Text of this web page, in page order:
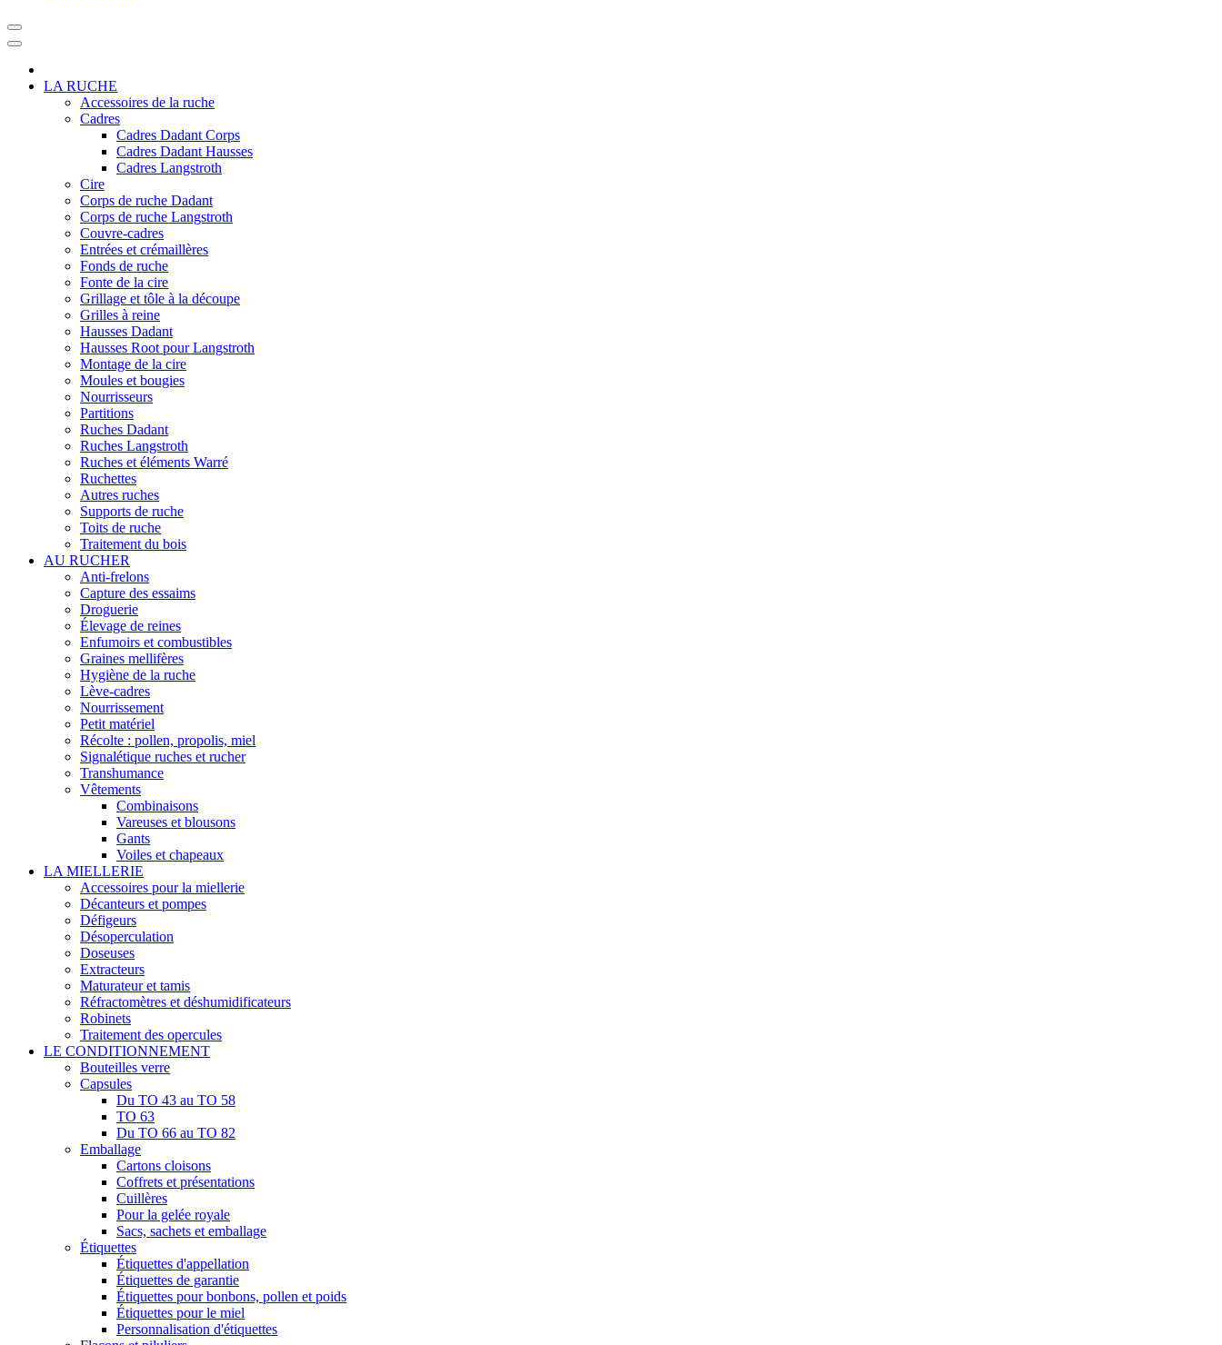
LA RUCHE
Accessoires de la ruche
Cadres
Cadres Dadant Corps
Cadres Dadant Hausses
Cadres Langstroth
Cire
Corps de ruche Dadant
Corps de ruche Langstroth
Couvre-cadres
Entrées et crémaillères
Fonds de ruche
Fonte de la cire
Grillage et tôle à la découpe
Grilles à reine
Hausses Dadant
Hausses Root pour Langstroth
Montage de la cire
Moules et bougies
Nourrisseurs
Partitions
Ruches Dadant
Ruches Langstroth
Ruches et éléments Warré
Ruchettes
Autres ruches
Supports de ruche
Toits de ruche
Traitement du bois
AU RUCHER
Anti-frelons
Capture des essaims
Droguerie
Élevage de reines
Enfumoirs et combustibles
Graines mellifères
Hygiène de la ruche
Lève-cadres
Nourrissement
Petit matériel
Récolte : pollen, propolis, miel
Signalétique ruches et rucher
Transhumance
Vêtements
Combinaisons
Vareuses et blousons
Gants
Voiles et chapeaux
LA MIELLERIE
Accessoires pour la miellerie
Décanteurs et pompes
Défigeurs
Désoperculation
Doseuses
Extracteurs
Maturateur et tamis
Réfractomètres et déshumidificateurs
Robinets
Traitement des opercules
LE CONDITIONNEMENT
Bouteilles verre
Capsules
Du TO 43 au TO 58
TO 63
Du TO 66 au TO 82
Emballage
Cartons cloisons
Coffrets et présentations
Cuillères
Pour la gelée royale
Sacs, sachets et emballage
Étiquettes
Étiquettes d'appellation
Étiquettes de garantie
Étiquettes pour bonbons, pollen et poids
Étiquettes pour le miel
Personnalisation d'étiquettes